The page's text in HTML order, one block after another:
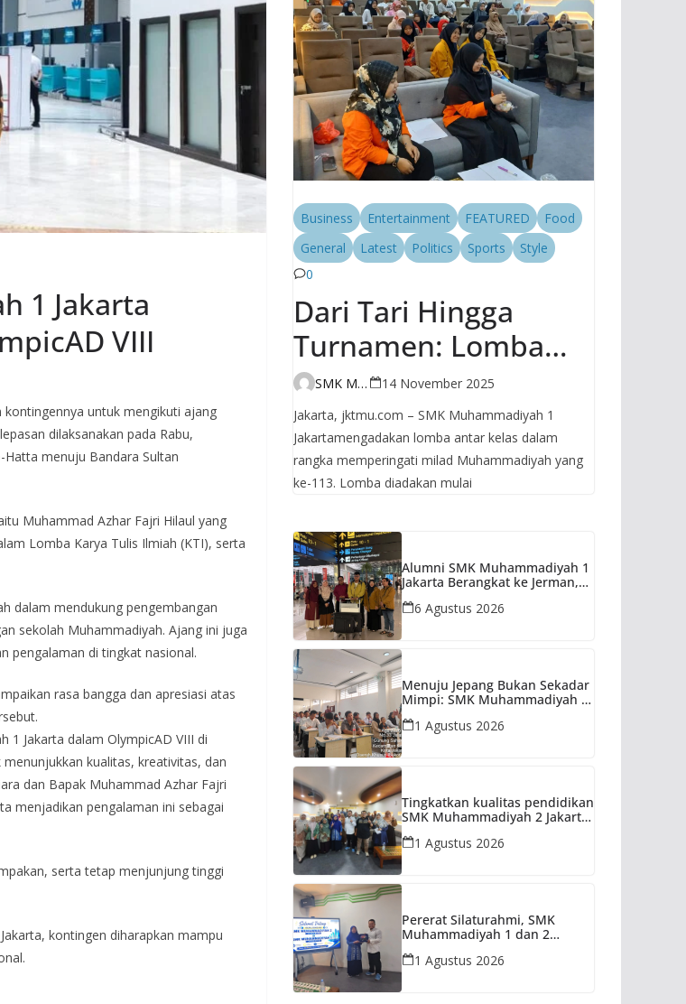
1 Jakarta
VIII
untuk mengikuti ajang
dilaksanakan pada Rabu,
menuju Bandara Sultan
Muhammad Azhar Fajri Hilaul yang
Lomba Karya Tulis Ilmiah (KTI), serta
dalam mendukung pengembangan
sekolah Muhammadiyah. Ajang ini juga
pengalaman di tingkat nasional.
rasa bangga dan apresiasi atas
1 Jakarta dalam OlympicAD VIII di
kualitas, kreativitas, dan
dan Bapak Muhammad Azhar Fajri
menjadikan pengalaman ini sebagai
serta tetap menjunjung tinggi
kontingen diharapkan mampu
Business Entertainment FEATURED
Food
General
Latest Politics Sports
Style
0
Dari Tari Hingga
Turnamen: Lomba
Hari Kedua SMK
Muhammadiyah 1
Jakarta Bikin Milad
Muhammadiyah
SMK Muhammadiyah 1 Jakarta
14 November 2025
Jakarta, jktmu.com – SMK Muhammadiyah 1
Jakartamengadakan lomba antar kelas dalam
rangka memperingati milad Muhammadiyah yang
ke-113. Lomba diadakan mulai
Alumni SMK Muhammadiyah 1
Jakarta Berangkat ke Jerman,
Wujud Nyata Keberhasilan
Program Ausbildung
6 Agustus 2026
Menuju Jepang Bukan Sekadar
Mimpi: SMK Muhammadiyah 1
Jakarta Perkuat Komitmen
Siswa dan Orang Tua melalui
1 Agustus 2026
Tingkatkan kualitas pendidikan
SMK Muhammadiyah 2 Jakarta
siap kolaborasi program
Unggulan SMK Muhammadiyah
1 Agustus 2026
Pererat Silaturahmi, SMK
Muhammadiyah 1 dan 2
Jakarta Berkolaborasi
Tingkatkan Mutu Sekolah
1 Agustus 2026